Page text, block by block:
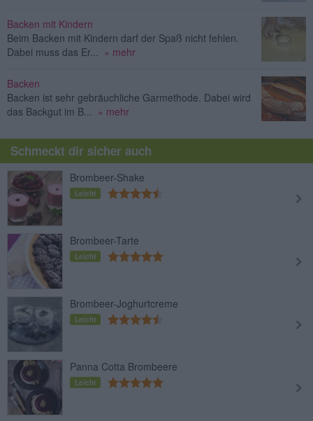
Backen mit Kindern
Beim Backen mit Kindern darf der Spaß nicht fehlen.
Dabei muss das Er...
» mehr
Backen
Backen ist sehr gebräuchliche Garmethode. Dabei wird
das Backgut im B...
» mehr
Schmeckt dir sicher auch
Brombeer-Shake
Leicht
Brombeer-Tarte
Leicht
Brombeer-Joghurtcreme
Leicht
Panna Cotta Brombeere
Leicht